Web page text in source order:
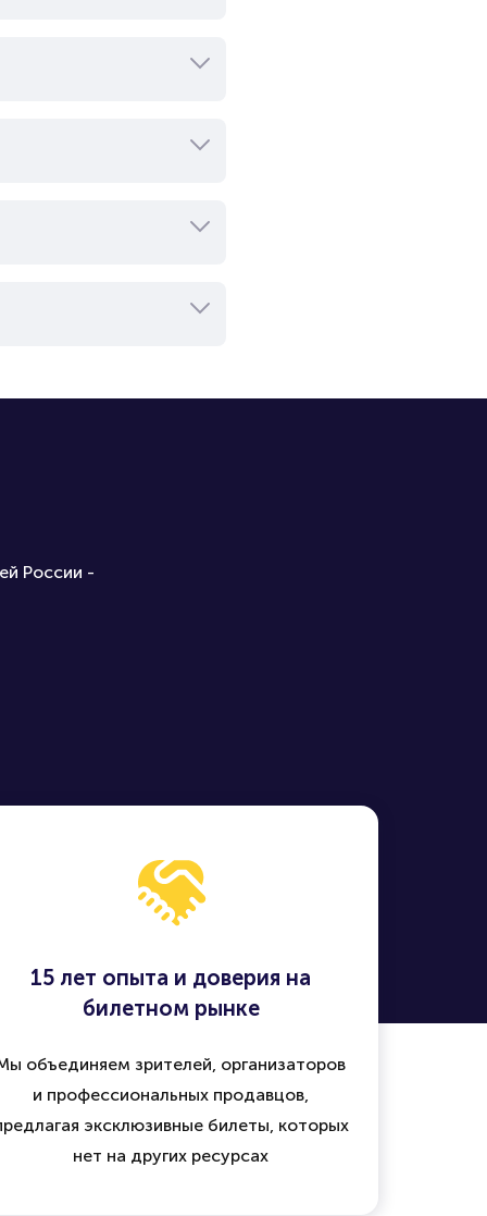
России -
15 лет опыта и доверия на
билетном рынке
объединяем зрителей, организаторов
и профессиональных продавцов,
эксклюзивные билеты, которых
нет на других ресурсах